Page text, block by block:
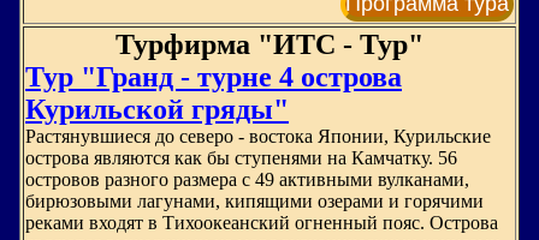
Турфирма "ИТС - Тур"
Тур "Гранд - турне 4 острова
Курильской гряды"
Растянувшиеся до северо - востока Японии, Курильские
острова являются как бы ступенями на Камчатку. 56
островов разного размера с 49 активными вулканами,
бирюзовыми лагунами, кипящими озерами и горячими
реками входят в Тихоокеанский огненный пояс. Острова